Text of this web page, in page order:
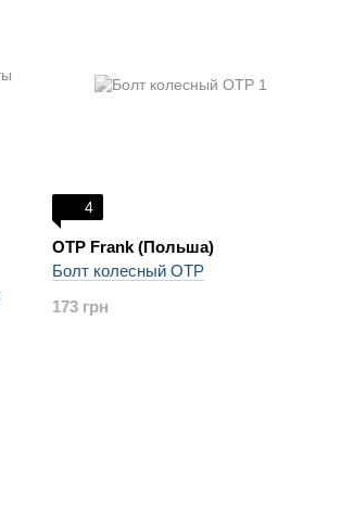
4
OTP Frank (Польша)
Болт колесный OTP
173 грн